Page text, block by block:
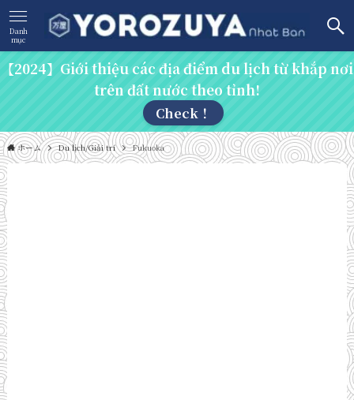
Danh
mục
【2024】Giới thiệu các địa điểm du lịch từ khắp nơi
trên đất nước theo tỉnh!
Check！
ホーム Du lịch/Giải trí Fukuoka